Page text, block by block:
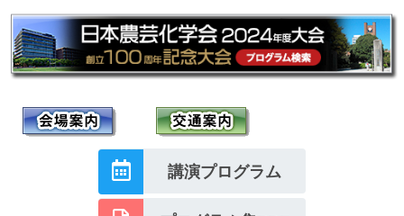
講演プログラム